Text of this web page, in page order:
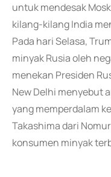
untuk mendesak
kilang-kilang India
Pada hari Selasa,
minyak Rusia oleh
menekan Presiden
New Delhi menyebut
yang memperdalam
Takashima dari
konsumen minyak